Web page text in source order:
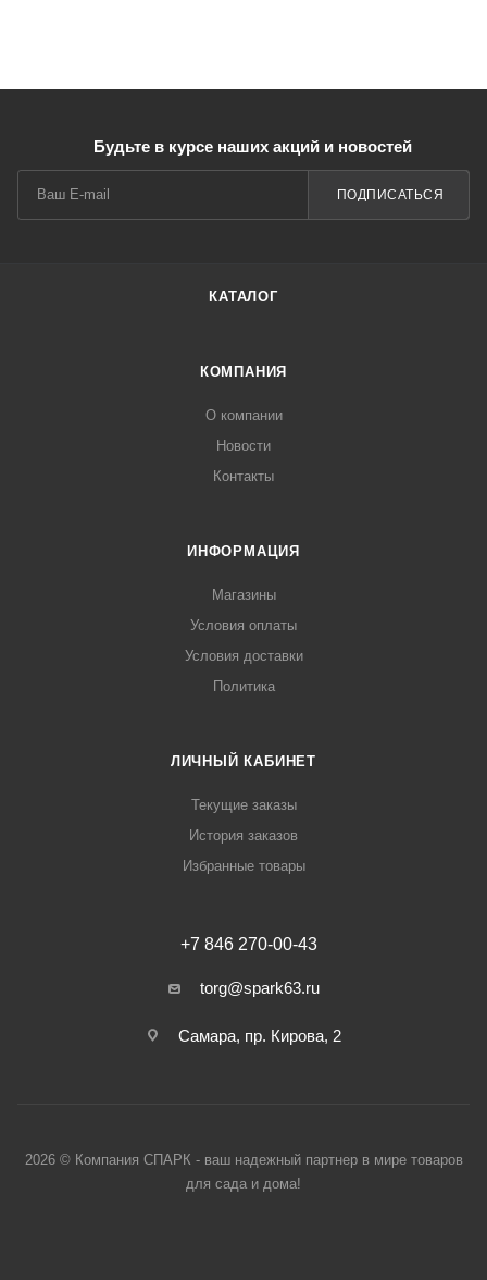
Будьте в курсе наших акций и новостей
ПОДПИСАТЬСЯ
КАТАЛОГ
КОМПАНИЯ
О компании
Новости
Контакты
ИНФОРМАЦИЯ
Магазины
Условия оплаты
Условия доставки
Политика
ЛИЧНЫЙ КАБИНЕТ
Текущие заказы
История заказов
Избранные товары
+7 846 270-00-43
torg@spark63.ru
Самара, пр. Кирова, 2
2026 © Компания СПАРК - ваш надежный партнер в мире товаров
для сада и дома!